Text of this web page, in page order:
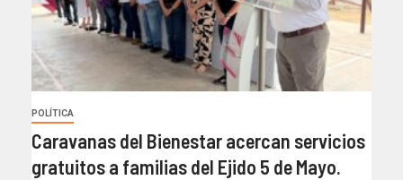
POLÍTICA
Caravanas del Bienestar acercan servicios
gratuitos a familias del Ejido 5 de Mayo.